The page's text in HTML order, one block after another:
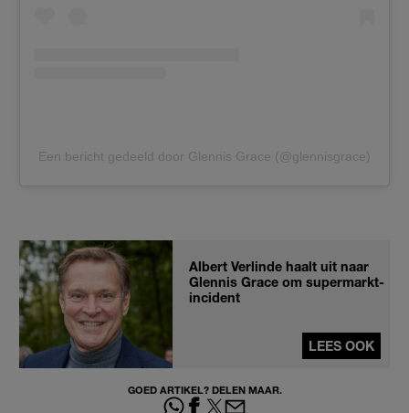
Een bericht gedeeld door Glennis Grace (@glennisgrace)
Albert Verlinde haalt uit naar
Glennis Grace om supermarkt-
incident
LEES OOK
GOED ARTIKEL? DELEN MAAR.